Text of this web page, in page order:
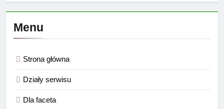
Menu
Strona główna
Działy serwisu
Dla faceta